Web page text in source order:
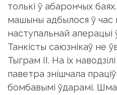
толькі ў абарончых
машыны адбылося ў час
наступальнай аперацыі
Танкісты саюзнікаў не
Тыграм II. На іх
паветра знішчала
бомбавымі ўдарамі.